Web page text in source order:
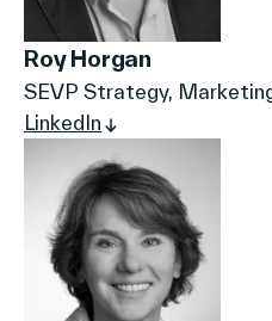
Roy Horgan
SEVP Strategy,
LinkedIn